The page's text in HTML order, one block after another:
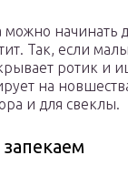
начинать
Так, если
ротик и
на
и для свеклы.